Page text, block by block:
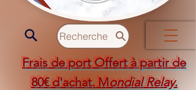
Recherche
Frais de port Offert à partir de
80€ d'achat. Mondial Relay.